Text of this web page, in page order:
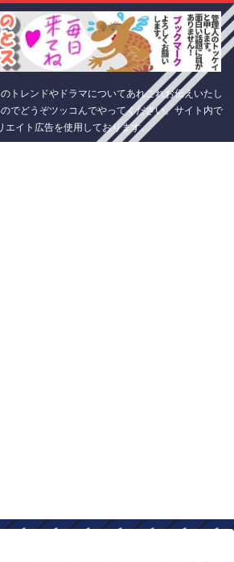
トレンドやドラマについてあれこれお伝えいたし
でどうぞツッコんでやってください。サイト内で
エイト広告を使用しております。